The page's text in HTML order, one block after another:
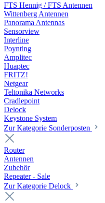
FTS Hennig / FTS Antennen
Wittenberg Antennen
Panorama Antennas
Sensorview
Interline
Poynting
Amplitec
Huaptec
FRITZ!
Netgear
Teltonika Networks
Cradlepoint
Delock
Keystone System
Zur Kategorie Sonderposten
Router
Antennen
Zubehör
Repeater - Sale
Zur Kategorie Delock